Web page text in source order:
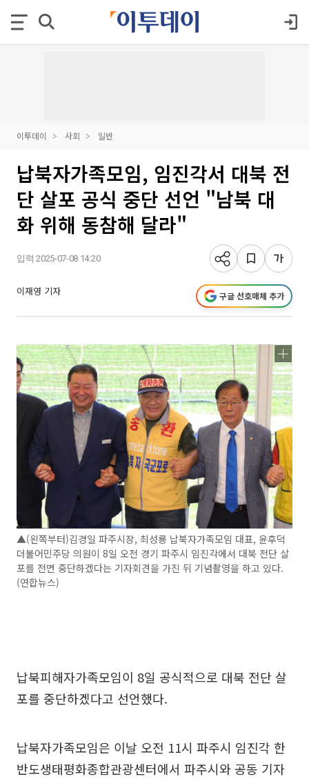
이투데이 사회 일반
납북자가족모임, 임진각서 대북 전
단 살포 공식 중단 선언 "남북 대
화 위해 동참해 달라"
입력 2025-07-08 14:20
이재영 기자 구글 선호매체 추가
▲(왼쪽부터)김경일 파주시장, 최성룡 납북자가족모임 대표, 윤후덕
더불어민주당 의원이 8일 오전 경기 파주시 임진각에서 대북 전단 살
포를 전면 중단하겠다는 기자회견을 가진 뒤 기념촬영을 하고 있다.
(연합뉴스)
납북피해자가족모임이 8일 공식적으로 대북 전단 살
포를 중단하겠다고 선언했다.
납북자가족모임은 이날 오전 11시 파주시 임진각 한
반도생태평화종합관광센터에서 파주시와 공동 기자